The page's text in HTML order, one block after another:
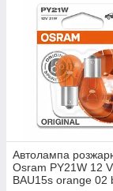
Автолампа
Osram PY21W 12
BAU15s orange 02